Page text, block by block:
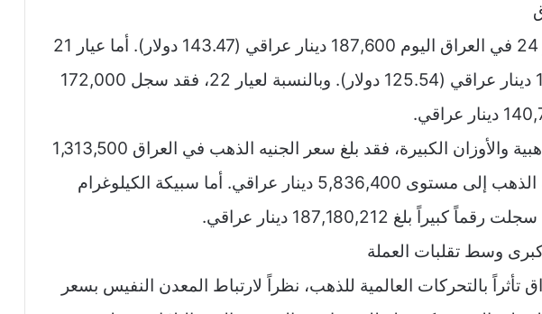
سجل غرام الذهب عيار 24 في العراق اليوم 187,600 دينار عراقي (143.47 دولار). أما عيار 21
فقد بلغ سعره 164,200 دينار عراقي (125.54 دولار). وبالنسبة لعيار 22، فقد سجل 172,000
وفيما يخص العملات الذهبية والأوزان الكبيرة، فقد بلغ سعر الجنيه الذهب في العراق 1,313,500
دينار، بينما وصلت أوقية الذهب إلى مستوى 5,836,400 دينار عراقي. أما سبيكة الكيلوغرام
وسط تقلبات العملة
تأثراً بالتحركات العالمية للذهب، نظراً لارتباط المعدن النفيس بسعر